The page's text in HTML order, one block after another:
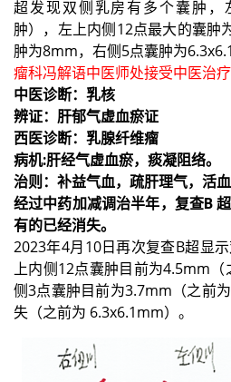
超发现双侧乳房有多个囊肿，
肿），左上内侧12点最大的囊肿
肿为8mm，右侧5点囊肿为
瘤科冯解语中医师处接受中医治疗
中医诊断：乳核
辨证：肝郁气虚血瘀证
西医诊断：乳腺纤维瘤
病机:肝经气虚血瘀，痰凝阻络。
治则：补益气血，疏肝理气，活
经过中药加减调治半年，复查B
有的已经消失。
2023年4月10日再次复查B超显
上内侧12点囊肿目前为4.5mm
侧3点囊肿目前为3.7mm（之前
失（之前为 6.3x6.1mm）。